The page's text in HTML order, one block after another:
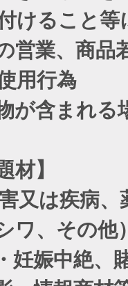
けること
営業、商
用行為
含まれる
】
又は疾病、
ワ、その他
妊娠中絶、